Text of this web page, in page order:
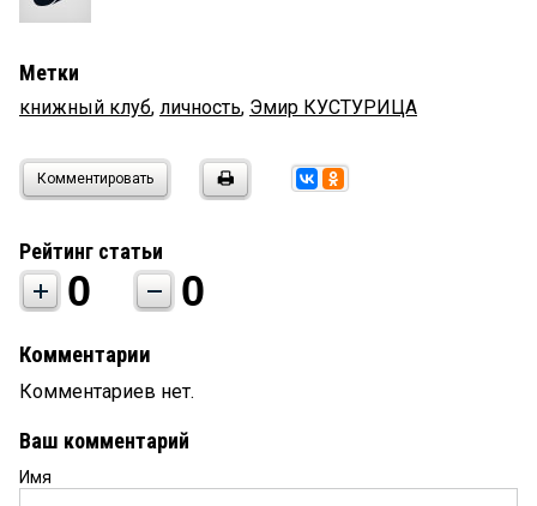
Метки
книжный клуб, личность, Эмир КУСТУРИЦА
Комментировать
Рейтинг статьи
0 0
Комментарии
Комментариев нет.
Ваш комментарий
Имя